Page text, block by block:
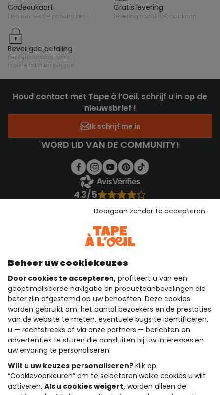
cadeaukaart
des tonnes de possibilités !
gratis levering
levering vanaf 10€ aankoop
beveiligde betaling
per bancontact , visa ,
mastercard en paypal
Houd contact met Tape à l’Oeil, schrijf u in op de
nieuwsbrief !
Ik schrijf me in
WORD LID VAN DE COMMUNITY!
4.3/5
Bekijk de vertrouwensverklaring
Download onze applicatie
Ontdek onze applicatie
wie zijn we?
hulp nodig
loyalty club
onze catalogus
Beheer uw cookiekeuzes
Door cookies te accepteren, profiteert u van een
geoptimaliseerde navigatie en productaanbevelingen die
beter zijn afgestemd op uw behoeften. Deze cookies
worden gebruikt om: het aantal bezoekers en de prestaties
van de website te meten, eventuele bugs te identificeren,
u — rechtstreeks of via onze partners — berichten en
advertenties te sturen die aansluiten bij uw interesses en
uw ervaring te personaliseren.
Wilt u uw keuzes personaliseren? Klik op
“Cookievoorkeuren” om te selecteren welke cookies u wilt
activeren. Als u cookies weigert, worden alleen de
Doorgaan zonder te accepteren